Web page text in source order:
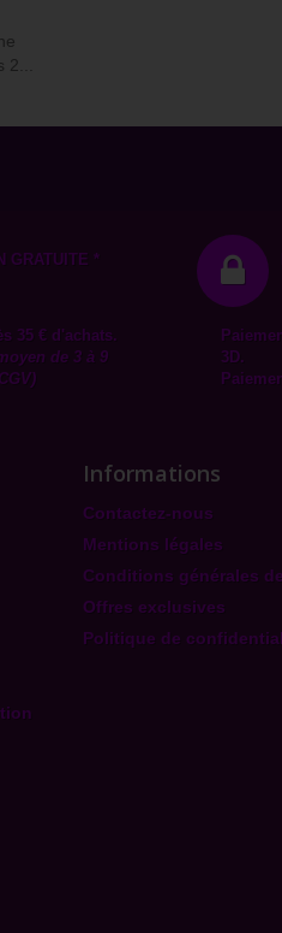
GRATUITE *
35 € d'achats.
de 3 à 9
3D.
Informations
Contactez-nous
Mentions légales
Conditions générales
Offres exclusives
Politique de